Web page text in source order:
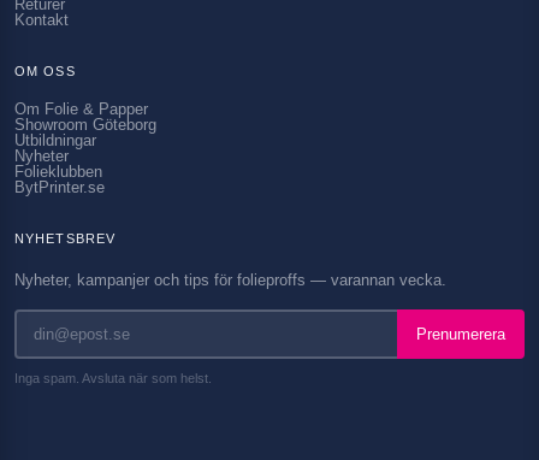
Returer
Kontakt
OM OSS
Om Folie & Papper
Showroom Göteborg
Utbildningar
Nyheter
Folieklubben
BytPrinter.se
NYHETSBREV
Nyheter, kampanjer och tips för folieproffs — varannan vecka.
Prenumerera
Inga spam. Avsluta när som helst.